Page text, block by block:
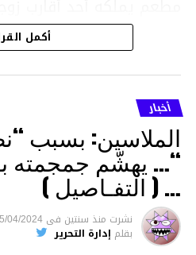
ووفقا لتقرير الطبيب
متأثرة بصدمة في
أنفها مكسورة وكانت
وجهها ورأسها وذراعيها
والقتل باستخدام العنف
السجن لمدة تصل إلى 20 عاما.
الأخبار
أكمل
أخبار
الملاسين: بسبب
“… يهشّم جمجمته
… ( التفـاصيل )
نشرت منذ سنتين فى 04/2024
بقلم إدارة التحرير